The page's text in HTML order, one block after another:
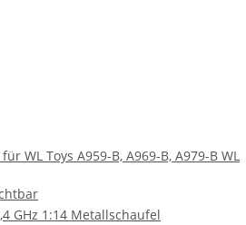
WL Toys A959-B, A969-B, A979-B WL